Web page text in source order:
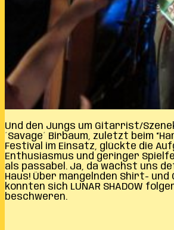
Und den Jungs um Gitarrist/
´Savage´ Birbaum, zuletzt beim
Festival im Einsatz, glückte die
Enthusiasmus und geringer
als passabel. Ja, da wächst uns
Haus! Über mangelnden Shirt- und
konnten sich LUNAR SHADOW
beschweren.